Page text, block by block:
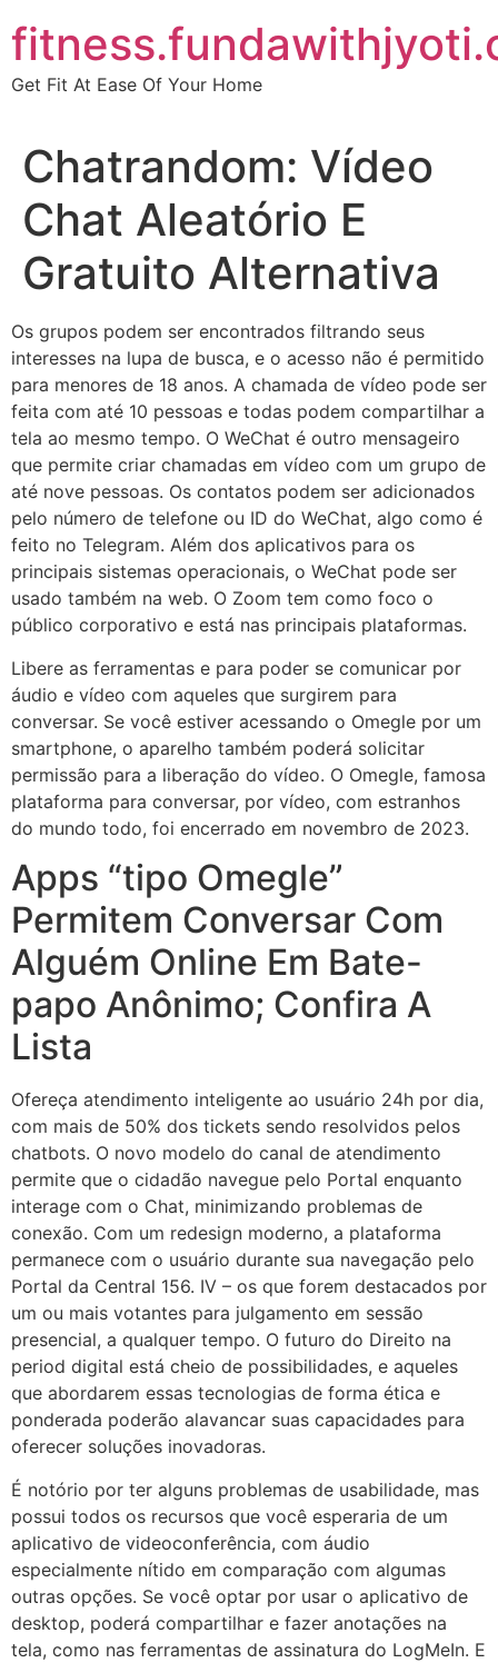
to
content
Get Fit At Ease Of Your Home
Chatrandom: Vídeo
Chat Aleatório E
Gratuito Alternativa
Os grupos podem ser encontrados filtrando seus
interesses na lupa de busca, e o acesso não é permitido
para menores de 18 anos. A chamada de vídeo pode ser
feita com até 10 pessoas e todas podem compartilhar a
tela ao mesmo tempo. O WeChat é outro mensageiro
que permite criar chamadas em vídeo com um grupo de
até nove pessoas. Os contatos podem ser adicionados
pelo número de telefone ou ID do WeChat, algo como é
feito no Telegram. Além dos aplicativos para os
principais sistemas operacionais, o WeChat pode ser
usado também na web. O Zoom tem como foco o
público corporativo e está nas principais plataformas.
Libere as ferramentas e para poder se comunicar por
áudio e vídeo com aqueles que surgirem para
conversar. Se você estiver acessando o Omegle por um
smartphone, o aparelho também poderá solicitar
permissão para a liberação do vídeo. O Omegle, famosa
plataforma para conversar, por vídeo, com estranhos
do mundo todo, foi encerrado em novembro de 2023.
Apps “tipo Omegle”
Permitem Conversar Com
Alguém Online Em Bate-
papo Anônimo; Confira A
Lista
Ofereça atendimento inteligente ao usuário 24h por dia,
com mais de 50% dos tickets sendo resolvidos pelos
chatbots. O novo modelo do canal de atendimento
permite que o cidadão navegue pelo Portal enquanto
interage com o Chat, minimizando problemas de
conexão. Com um redesign moderno, a plataforma
permanece com o usuário durante sua navegação pelo
Portal da Central 156. IV – os que forem destacados por
um ou mais votantes para julgamento em sessão
presencial, a qualquer tempo. O futuro do Direito na
period digital está cheio de possibilidades, e aqueles
que abordarem essas tecnologias de forma ética e
ponderada poderão alavancar suas capacidades para
oferecer soluções inovadoras.
É notório por ter alguns problemas de usabilidade, mas
possui todos os recursos que você esperaria de um
aplicativo de videoconferência, com áudio
especialmente nítido em comparação com algumas
outras opções. Se você optar por usar o aplicativo de
desktop, poderá compartilhar e fazer anotações na
tela, como nas ferramentas de assinatura do LogMeIn. E